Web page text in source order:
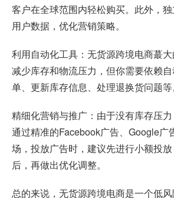
客户在全球范围内轻松购买。此外，
用户数据，优化营销策略。
利用自动化工具：无货源跨境电商蕞
减少库存和物流压力，但你需要依赖
单、更新库存信息、处理退换货问题等
精细化营销与推广：由于没有库存压
通过精准的Facebook广告、Google广
场，投放广告时，建议先进行小额投
后，再做出优化调整。
总的来说，无货源跨境电商是一个低